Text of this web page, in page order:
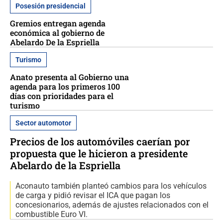
Posesión presidencial
Gremios entregan agenda
económica al gobierno de
Abelardo De la Espriella
Turismo
Anato presenta al Gobierno una
agenda para los primeros 100
días con prioridades para el
turismo
Sector automotor
Precios de los automóviles caerían por
propuesta que le hicieron a presidente
Abelardo de la Espriella
Aconauto también planteó cambios para los vehículos
de carga y pidió revisar el ICA que pagan los
concesionarios, además de ajustes relacionados con el
combustible Euro VI.